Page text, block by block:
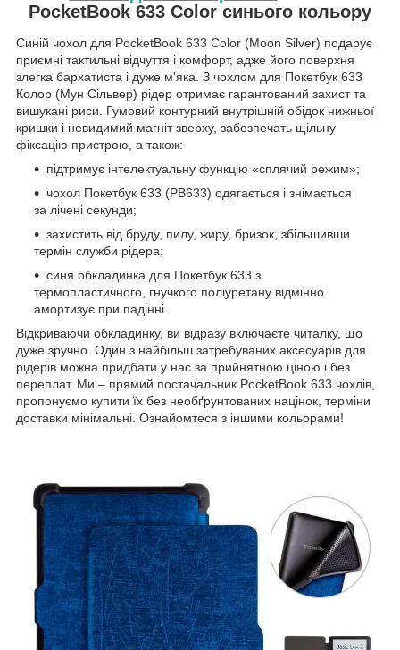
PocketBook 633 Color синього кольору
Синій чохол для PocketBook 633 Color (Moon Silver) подарує
приємні тактильні відчуття і комфорт, адже його поверхня
злегка бархатиста і дуже м'яка. З чохлом для Покетбук 633
Колор (Мун Сільвер) рідер отримає гарантований захист та
вишукані риси. Гумовий контурний внутрішній обідок нижньої
кришки і невидимий магніт зверху, забезпечать щільну
фіксацію пристрою, а також:
підтримує інтелектуальну функцію «сплячий режим»;
чохол Покетбук 633 (PB633) одягається і знімається
за лічені секунди;
захистить від бруду, пилу, жиру, бризок, збільшивши
термін служби рідера;
синя обкладинка для Покетбук 633 з
термопластичного, гнучкого поліуретану відмінно
амортизує при падінні.
Відкриваючи обкладинку, ви відразу включаєте читалку, що
дуже зручно. Один з найбільш затребуваних аксесуарів для
рідерів можна придбати у нас за прийнятною ціною і без
переплат. Ми – прямий постачальник PocketBook 633 чохлів,
пропонуємо купити їх без необґрунтованих націнок, терміни
доставки мінімальні. Ознайомтеся з іншими кольорами!